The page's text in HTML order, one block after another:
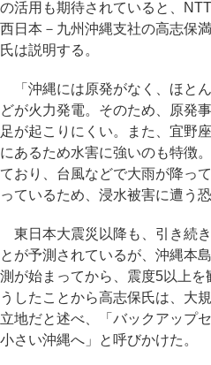
の活用も期待されていると、NTT
西日本－九州沖縄支社の高志保満
氏は説明する。
「沖縄には原発がなく、ほとん
どが火力発電。そのため、原発
足が起こりにくい。また、宜野
にあるため水害に強いのも特徴
ており、台風などで大雨が降っ
っているため、浸水被害に遭う
東日本大震災以降も、引き続
とが予測されているが、沖縄本
測が始まってから、震度5以上を
うしたことから高志保氏は、大
立地だと述べ、「バックアップ
小さい沖縄へ」と呼びかけた。